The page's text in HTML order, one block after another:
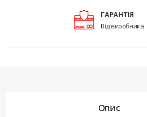
ГАРАНТІЯ
Від виробника
Опис